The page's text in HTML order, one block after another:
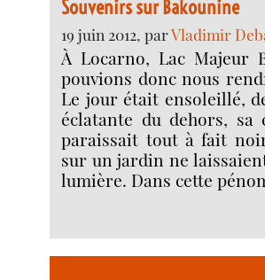
Souvenirs sur Bakounine
19 juin 2012, parVladimir
À Locarno, Lac Majeur
pouvions donc nous
Le jour était ensoleillé,
éclatante du dehors, sa
paraissait tout à fait
sur un jardin ne
lumière. Dans cette